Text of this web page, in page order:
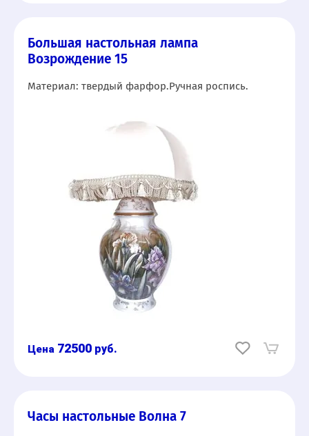
Большая настольная лампа
Возрождение 15
Материал: твердый фарфор.Ручная роспись.
72500 руб.
Часы настольные Волна 7